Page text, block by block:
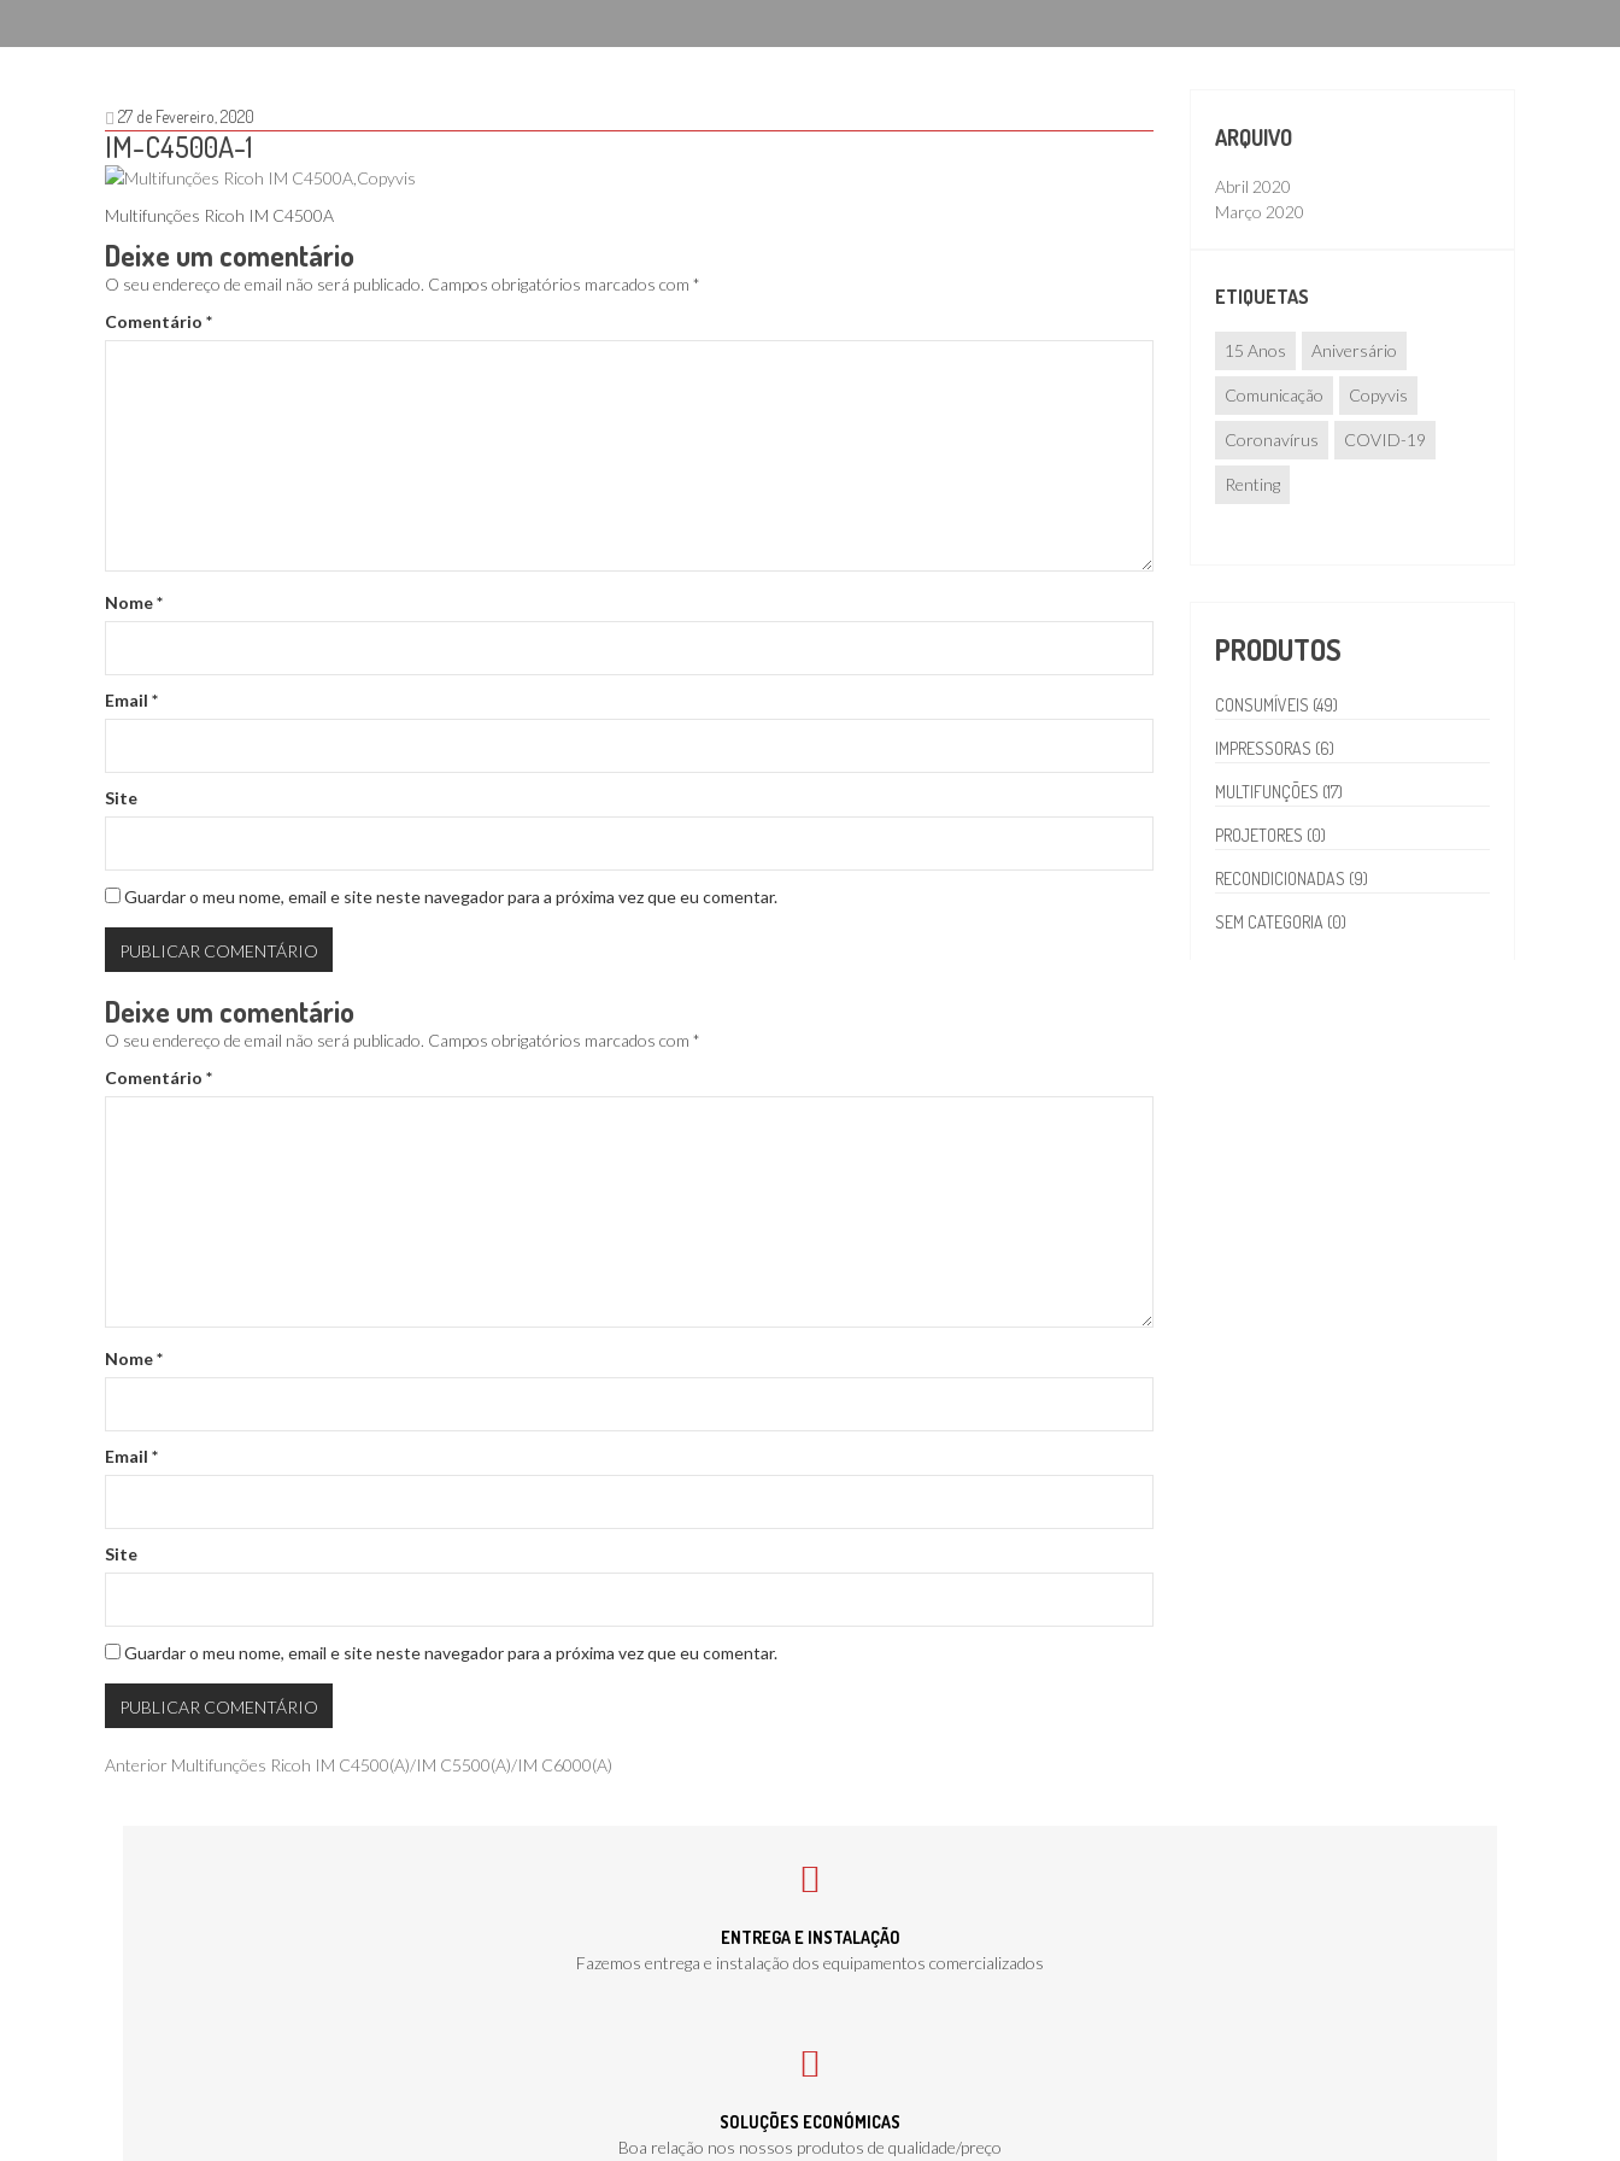
27 de Fevereiro, 2020
IM-C4500A-1
Multifunções Ricoh IM C4500A
Deixe um comentário
O seu endereço de email não será publicado. Campos obrigatórios marcados com *
Comentário *
Nome*
Email *
Site
Guardar o meu nome, email e site neste navegador para a próxima vez que eu comentar.
Deixe um comentário
O seu endereço de email não será publicado. Campos obrigatórios marcados com *
Comentário *
Nome*
Email *
Site
Guardar o meu nome, email e site neste navegador para a próxima vez que eu comentar.
Navegação
Publicação
Anterior Multifunções Ricoh IM C4500(A)/IM C5500(A)/IM C6000(A)
ARQUIVO
Abril 2020
Março 2020
ETIQUETAS
15 Anos Aniversário
Comunicação Copyvis
Coronavírus COVID-19
Renting
PRODUTOS
CONSUMÍVEIS (49)
IMPRESSORAS (6)
MULTIFUNÇÕES (17)
PROJETORES (0)
RECONDICIONADAS (9)
SEM CATEGORIA (0)
ENTREGA E INSTALAÇÃO
Fazemos entrega e instalação dos equipamentos comercializados
SOLUÇÕES ECONÓMICAS
Boa relação nos nossos produtos de qualidade/preço